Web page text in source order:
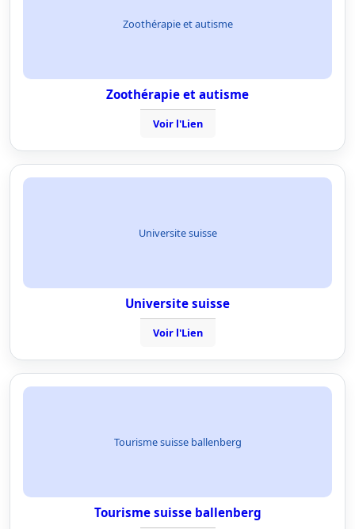
Zoothérapie et autisme
Zoothérapie et autisme
Voir l'Lien
Universite suisse
Universite suisse
Voir l'Lien
Tourisme suisse ballenberg
Tourisme suisse ballenberg